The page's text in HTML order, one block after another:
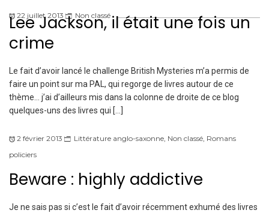
22 juillet 2013 Non classé
Lee Jackson, il était une fois un
crime
Le fait d’avoir lancé le challenge British Mysteries m’a permis de
faire un point sur ma PAL, qui regorge de livres autour de ce
thème… j’ai d’ailleurs mis dans la colonne de droite de ce blog
quelques-uns des livres qui […]
2 février 2013 Littérature anglo-saxonne Non classé Romans
policiers
Beware : highly addictive
Je ne sais pas si c’est le fait d’avoir récemment exhumé des livres